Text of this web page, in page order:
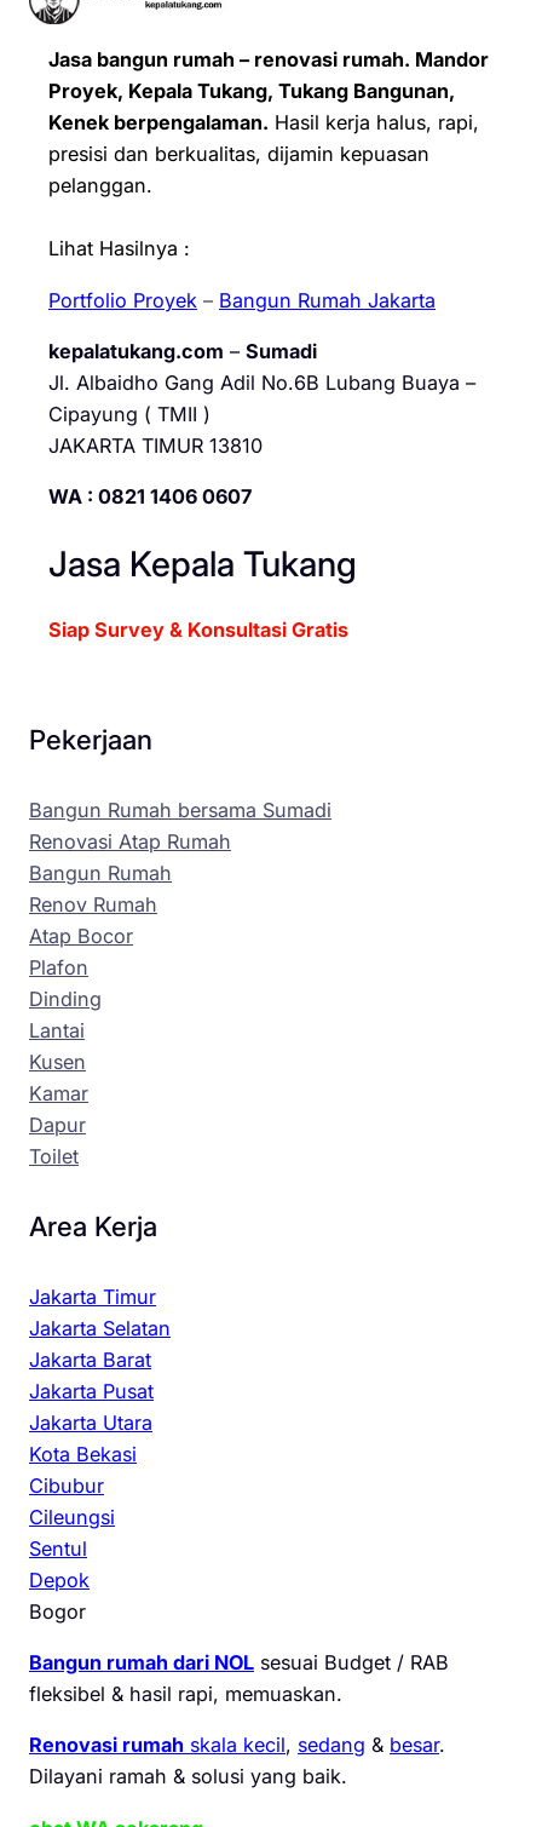
Jasa bangun rumah – renovasi rumah. Mandor
Proyek, Kepala Tukang, Tukang Bangunan,
Kenek berpengalaman. Hasil kerja halus, rapi,
presisi dan berkualitas, dijamin kepuasan
pelanggan.
Lihat Hasilnya :
Portfolio Proyek – Bangun Rumah Jakarta
kepalatukang.com – Sumadi
Jl. Albaidho Gang Adil No.6B Lubang Buaya –
Cipayung ( TMII )
JAKARTA TIMUR 13810
WA : 0821 1406 0607
Jasa Kepala Tukang
Siap Survey & Konsultasi Gratis
Pekerjaan
Bangun Rumah bersama Sumadi
Renovasi Atap Rumah
Bangun Rumah
Renov Rumah
Atap Bocor
Plafon
Dinding
Lantai
Kusen
Kamar
Dapur
Toilet
Area Kerja
Jakarta Timur
Jakarta Selatan
Jakarta Barat
Jakarta Pusat
Jakarta Utara
Kota Bekasi
Cibubur
Cileungsi
Sentul
Depok
Bogor
Bangun rumah dari NOL sesuai Budget / RAB
fleksibel & hasil rapi, memuaskan.
Renovasi rumah skala kecil, sedang & besar.
Dilayani ramah & solusi yang baik.